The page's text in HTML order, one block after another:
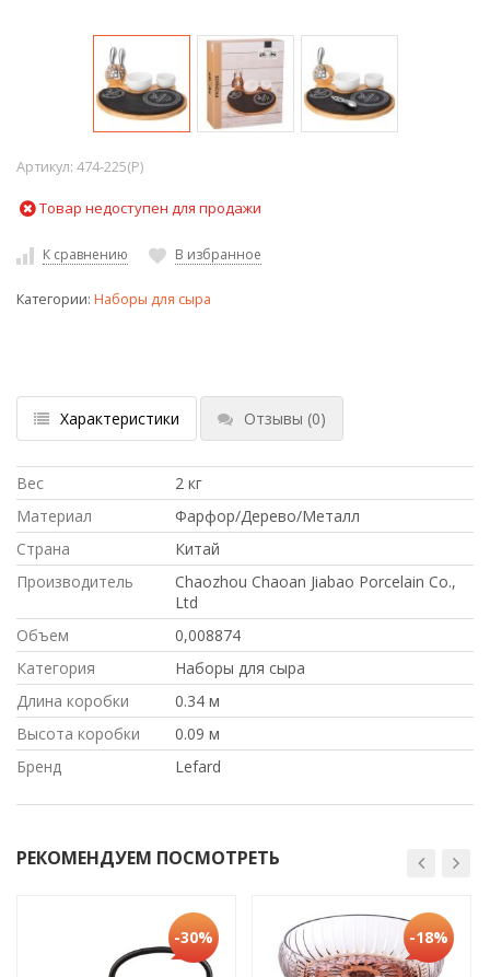
Артикул: 474-225(P)
Товар недоступен для продажи
К сравнению В избранное
Категории: Наборы для сыра
Характеристики Отзывы (0)
Вес
2 кг
Материал
Фарфор/Дерево/Металл
Страна
Китай
Производитель
Chaozhou Chaoan Jiabao Porcelain Co.,
Ltd
Объем
0,008874
Категория
Наборы для сыра
Длина коробки
0.34 м
Высота коробки
0.09 м
Бренд
Lefard
РЕКОМЕНДУЕМ ПОСМОТРЕТЬ
-30% -18%